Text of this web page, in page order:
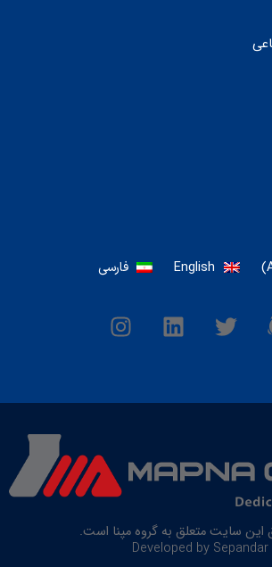
)
English فارسی
T
w
t
L
i
e
n
I
n
a
a
m
این سایت متعلق به گروه مپنا است.
Developed by Sepandar